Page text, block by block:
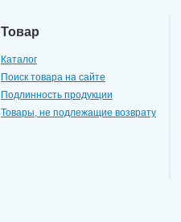
Товар
Каталог
Поиск товара на сайте
Подлинность продукции
Товары, не подлежащие возврату